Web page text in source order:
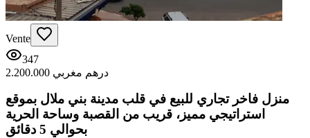
Vente
347
2.200.000 درهم مغربي
منزل فاخر تجاري للبيع في قلب مدينة بني ملال بموقع
استراتيجي مميز، قريب من القصبة وساحة الحرية
بحوالي 5 دقائق